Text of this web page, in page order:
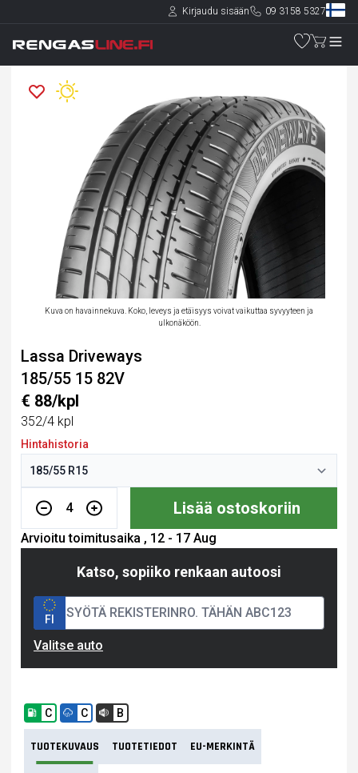
Kirjaudu sisään 09 3158 5327
Kuva on havainnekuva. Koko, leveys ja etäisyys voivat vaikuttaa syvyyteen ja
ulkonäköön.
Lassa Driveways
185/55 15 82V
€ 88/kpl
352/4 kpl
Hintahistoria
4 Lisää ostoskoriin
Arvioitu toimitusaika , 12 - 17 Aug
Katso, sopiiko renkaan autoosi
FI
Valitse auto
C C B
TUOTEKUVAUS TUOTETIEDOT EU-MERKINTÄ